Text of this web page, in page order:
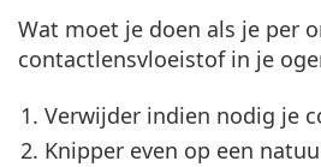
Wat moet je doen als je per
contactlensvloeistof in je
Verwijder indien nodig je
Knipper even op een